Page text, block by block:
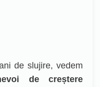
de slujire, vedem
de creștere